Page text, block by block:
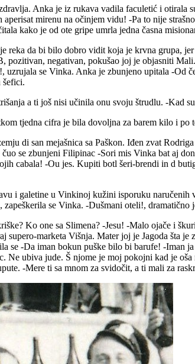
Anka je iz rukava vadila faculetić i
mirenu na očinjem vidu! -Pa to nije
kako je od ote gripe umrla jedna časna
da bi bilo dobro vidit koja je krvna grupa,
negativan, pokušao joj je objasniti
se Vinka. Anka je zbunjeno upitala -Od
šefici.
a ti još nisi učinila onu svoju štrudlu. -Kad
tjedna cifra je bila dovoljna za barem kilo i po
di san mejašnica sa Paškon. Iđen zvat
se zbunjeni Filipinac -Sori mis Vinka bat aj
cabala! -Ou jes. Kupiti botl šeri-brendi in d
i galetine u Vinkinoj kužini isporuku
se Vinka. -Dušmani oteli!, dramatično
Ko one sa Slimena? -Jesu! -Malo ojače i
supero-marketa Višnja. Mater joj je Jagoda šta
se -Da iman bokun puške bilo bi barufe! -Iman
Ne ubiva jude. Š njome je moj pokojni kad je
-Mere ti sa mnom za svidočit, a ti mali za